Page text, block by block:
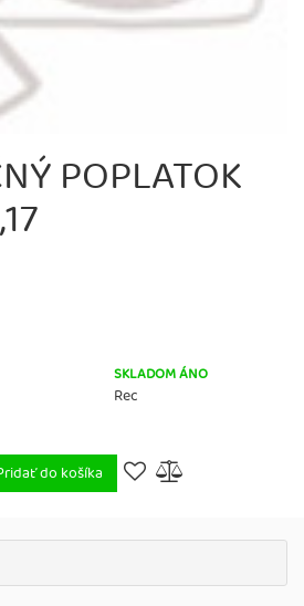
POPLATOK
SKLADOM ÁNO
Rec
do košíka